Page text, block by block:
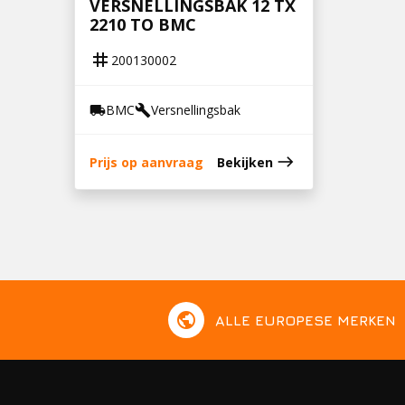
VERSNELLINGSBAK 12 TX
2210 TO BMC
tag 200130002
local_shippingBMCbuildVersnellingsbak
Prijs op aanvraag Bekijken east
public ALLE EUROPESE MERKEN